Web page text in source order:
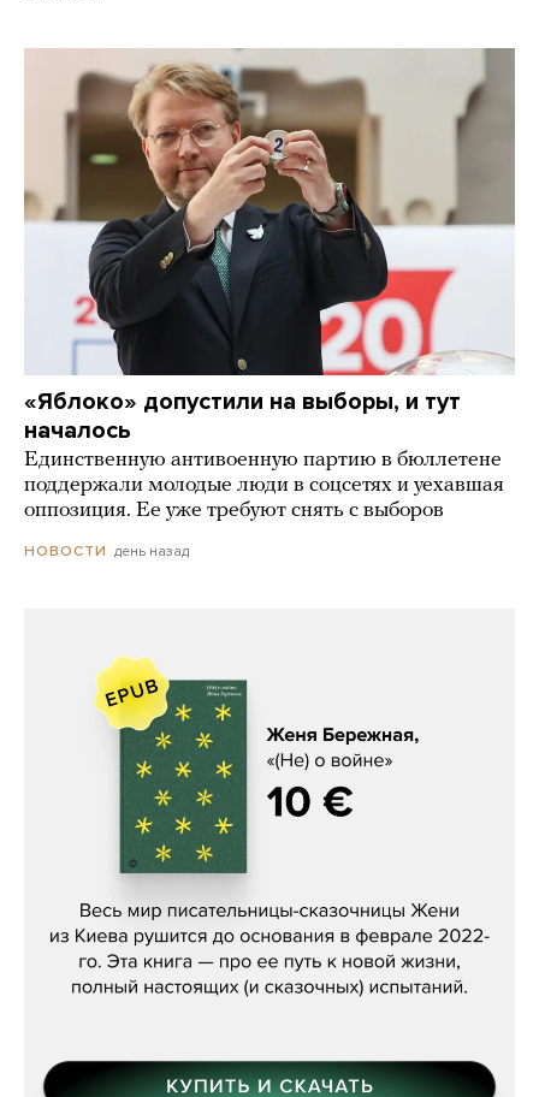
«Яблоко» допустили на выборы, и тут
началось
Единственную антивоенную партию в бюллетене
поддержали молодые люди в соцсетях и уехавшая
оппозиция. Ее уже требуют снять с выборов
НОВОСТИ день назад
Женя Бережная, «(Не) о войне»